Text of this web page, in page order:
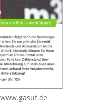
www.gasuf.de